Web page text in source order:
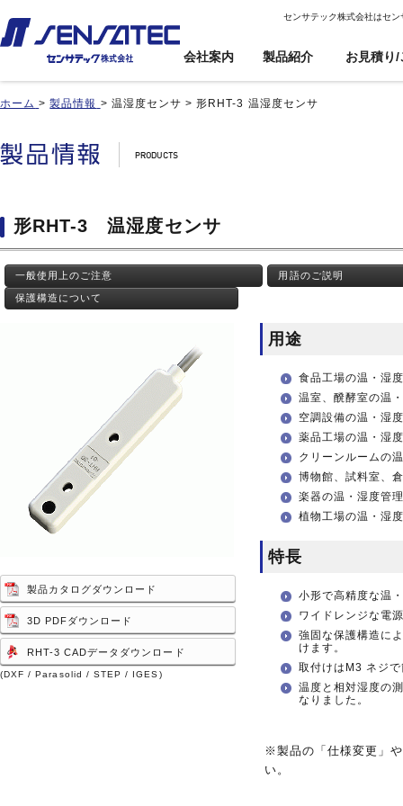
センサテック株式会社はセ
会社案内 製品紹介 お見積り/
品番インデックス
用途事例
近接センサ
差動容量型近接センサ
磁気センサ
サ
光電センサ
赤外線温度センサ
文
利用規約
近接センサ
差動容量型近接センサ
磁気センサ
サ
光電センサ
赤外線温度センサ
ップ
基板実装のご紹介
ホーム >製品情報 > 温湿度センサ >形RHT-3 温湿度センサ
形RHT-3 温湿度センサ
一般使用上のご注意 用語のご説明
保護構造について
製品カタログダウンロード
3D PDFダウンロード
RHT-3 CADデータダウンロード
(DXF / Parasolid / STEP / IGES)
用途
食品工場の温・湿
温室、醗酵室の温
空調設備の温・湿
薬品工場の温・湿
クリーンルームの
博物館、試料室、
楽器の温・湿度管
植物工場の温・湿
特長
小形で高精度な温
ワイドレンジな電
強固な保護構造に
けます。
取付けはM3 ネジ
温度と相対湿度の
なりました。
※製品の「仕様変更」
い。